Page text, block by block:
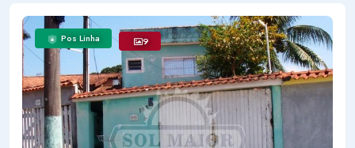
Pos Linha 9